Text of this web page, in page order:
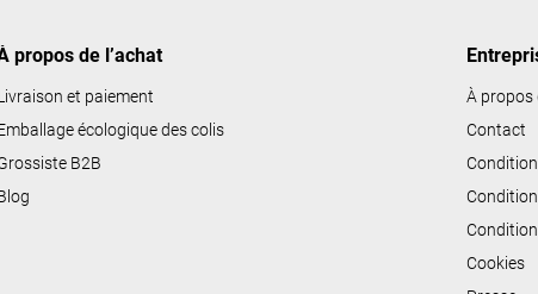
i
e
s
propos de l’achat
et paiement
écologique des colis
B2B
À propos
Contact
Cookies